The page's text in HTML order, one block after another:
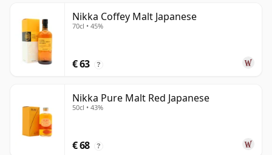
Nikka Coffey Malt Japanese
70cl • 45%
€ 63 ?
Nikka Pure Malt Red Japanese
50cl • 43%
€ 68 ?